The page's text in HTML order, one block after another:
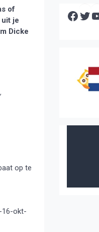
of
je
Dicke
op te
16-okt-
Facebook Twitter